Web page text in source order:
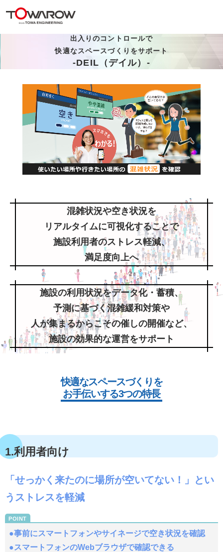
出入りのコントロールで
快適なスペースづくりをサポート
-DEIL（デイル）-
混雑状況や空き状況を
リアルタイムに可視化することで
施設利用者のストレス軽減、
満足度向上へ
施設の利用状況をデータ化・蓄積、
予測に基づく混雑緩和対策や
人が集まるからこその催しの開催など、
施設の効果的な運営をサポート
快適なスペースづくりを
お手伝いする3つの特長
1.利用者向け
「せっかく来たのに場所が空いてない！」とい
うストレスを軽減
●事前にスマートフォンやサイネージで空き状況を確認
●スマートフォンのWebブラウザで確認できる